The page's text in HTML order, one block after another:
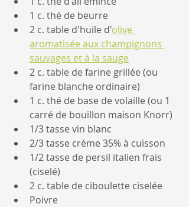
1 c. thé de beurre
2 c. table d'huile d'olive
aromatisée aux champignons
sauvages et à la sauge
2 c. table de farine grillée (ou
farine blanche ordinaire)
1 c. thé de base de volaille (ou 1
carré de bouillon maison Knorr)
1/3 tasse vin blanc
2/3 tasse crème 35% à cuisson
1/2 tasse de persil italien frais
(ciselé)
2 c. table de ciboulette ciselée
Poivre